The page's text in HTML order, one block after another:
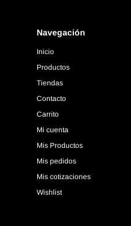
Navegación
Inicio
Productos
Tiendas
Contacto
Carrito
Mi cuenta
Mis Productos
Mis pedidos
Mis cotizaciones
Wishlist